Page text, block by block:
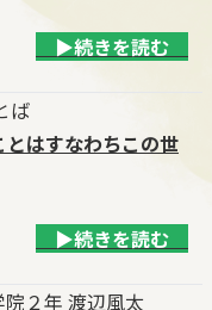
▶続きを読む
ば
はすなわちこの世
▶続きを読む
２年 渡辺風太